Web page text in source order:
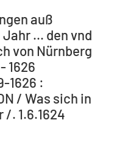
auß
... den vnd
von Nürnberg
1626
1626 :
/ Was sich in
. 1.6.1624